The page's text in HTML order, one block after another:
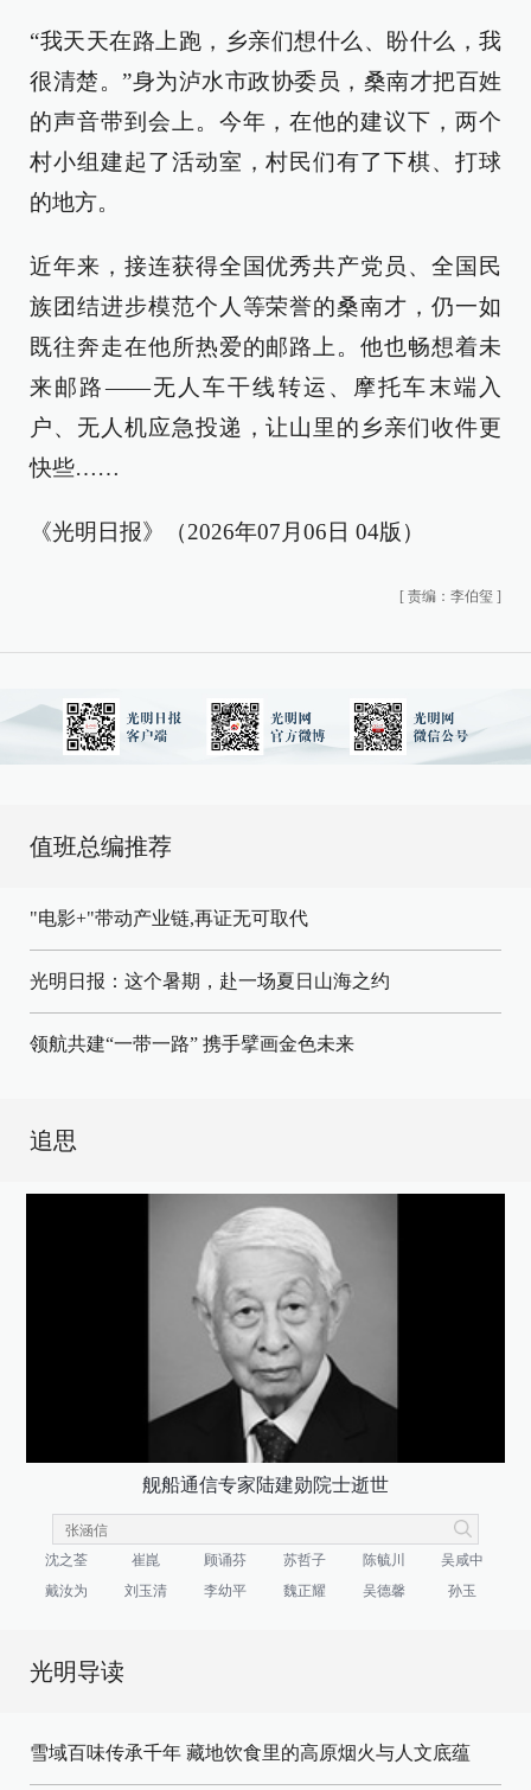
“我天天在路上跑，乡亲们想什么、盼什么，我
很清楚。”身为泸水市政协委员，桑南才把百姓
的声音带到会上。今年，在他的建议下，两个
村小组建起了活动室，村民们有了下棋、打球
的地方。
近年来，接连获得全国优秀共产党员、全国民
族团结进步模范个人等荣誉的桑南才，仍一如
既往奔走在他所热爱的邮路上。他也畅想着未
来邮路——无人车干线转运、摩托车末端入
户、无人机应急投递，让山里的乡亲们收件更
快些……
《光明日报》（2026年07月06日 04版）
[ 责编：李伯玺 ]
值班总编推荐
"电影+"带动产业链,再证无可取代
光明日报：这个暑期，赴一场夏日山海之约
领航共建“一带一路” 携手擘画金色未来
追思
舰船通信专家陆建勋院士逝世
沈之荃 崔崑 顾诵芬 苏哲子 陈毓川
吴咸中
戴汝为
刘玉清 李幼平 魏正耀 吴德馨 孙玉
光明导读
雪域百味传承千年 藏地饮食里的高原烟火与人文底蕴